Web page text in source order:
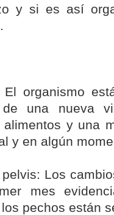
y si es así
El organismo
de una nueva
alimentos y una
y en algún
Los
mes
pechos están